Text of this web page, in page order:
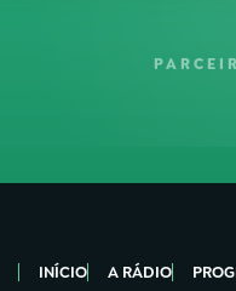
INÍCIO A RÁDIO